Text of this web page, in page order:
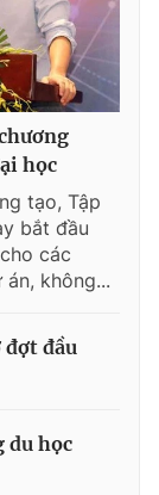
học
tạo, Tập
bắt đầu
các
không...
đầu
du học